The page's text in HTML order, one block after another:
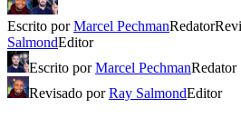
Escrito porMarcel PechmanRedator
SalmondEditor
Escrito porMarcel PechmanRedator
Revisado porRay SalmondEditor